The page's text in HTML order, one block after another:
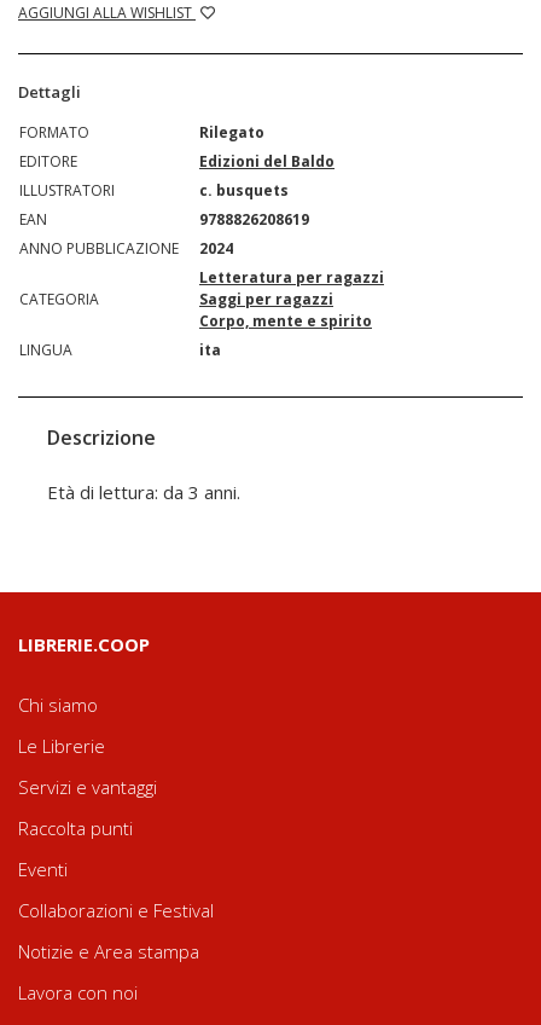
AGGIUNGI ALLA WISHLIST
Dettagli
FORMATO
Rilegato
EDITORE
Edizioni del Baldo
ILLUSTRATORI
c. busquets
EAN
9788826208619
ANNO PUBBLICAZIONE
2024
CATEGORIA
Letteratura per ragazzi
Saggi per ragazzi
Corpo, mente e spirito
LINGUA
ita
Descrizione
Età di lettura: da 3 anni.
LIBRERIE.COOP
Chi siamo
Le Librerie
Servizi e vantaggi
Raccolta punti
Eventi
Collaborazioni e Festival
Notizie e Area stampa
Lavora con noi